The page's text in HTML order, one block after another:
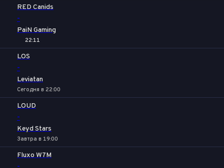
RED Canids
-
PaiN Gaming
22:11
LOS
-
Leviatan
Сегодня в 22:00
LOUD
-
Keyd Stars
Завтра в 19:00
Fluxo W7M